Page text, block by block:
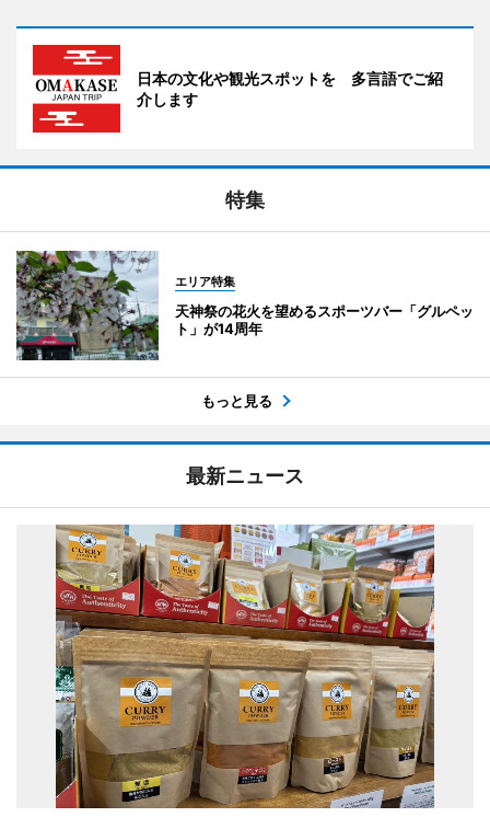
日本の文化や観光スポットを 多言語でご紹
介します
特集
エリア特集
天神祭の花火を望めるスポーツバー「グルペッ
ト」が14周年
もっと見る
最新ニュース